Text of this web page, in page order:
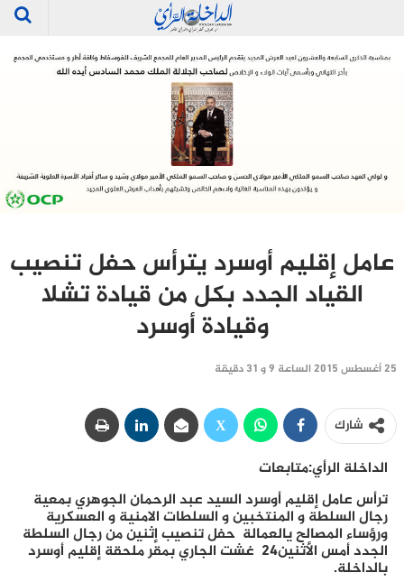
عامل إقليم أوسرد يترأس حفل تنصيب
القياد الجدد بكل من قيادة تشلا
وقيادة أوسرد
25 أغسطس 2015 الساعة 9 و 31 دقيقة
شارك
الداخلة الرأي:متابعات
ترأس عامل إقليم أوسرد السيد عبد الرحمان الجوهري بمعية
رجال السلطة و المنتخبين و السلطات الامنية و العسكرية
ورؤساء المصالح يالعمالة حفل تنصيب إثنين من رجال السلطة
الجدد أمس الأثنين24 غشت الجاري بمقر ملحقة إقليم أوسرد
بالداخلة.